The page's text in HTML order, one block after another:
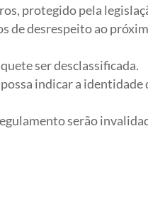
protegido pela
de desrespeito ao
ser desclassificada.
indicar a
serão